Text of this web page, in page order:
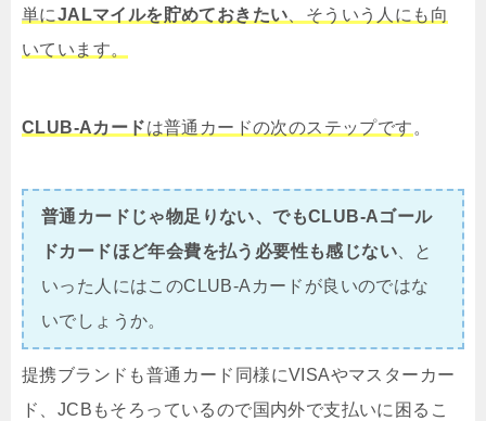
単にJALマイルを貯めておきたい 、そういう人にも向
いています。
CLUB-Aカードは普通カードの次のステップです 。
普通カードじゃ物足りない、でもCLUB-Aゴール
ドカードほど年会費を払う必要性も感じない 、と
いった人にはこのCLUB-Aカードが良いのではな
いでしょうか。
提携ブランドも普通カード同様にVISAやマスターカー
ド、JCBもそろっているので国内外で支払いに困るこ